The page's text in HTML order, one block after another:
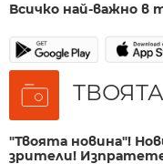
Всичко най-важно в
"Твоята новина"!
зрители!